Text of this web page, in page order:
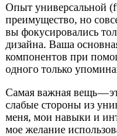
Опыт универсальной
преимущество, но
вы фокусировались
дизайна. Ваша
компонентов при
одного только
Самая важная вещь —
слабые стороны из
меня, мои навыки и
мое желание